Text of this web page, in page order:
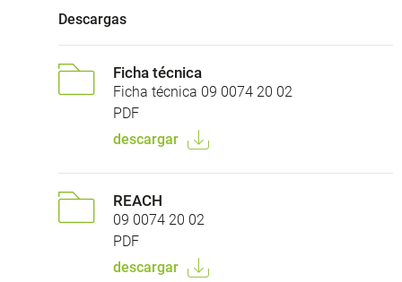
Descargas
Ficha técnica
Ficha técnica 09 0074 20 02
PDF
descargar
REACH
09 0074 20 02
PDF
descargar